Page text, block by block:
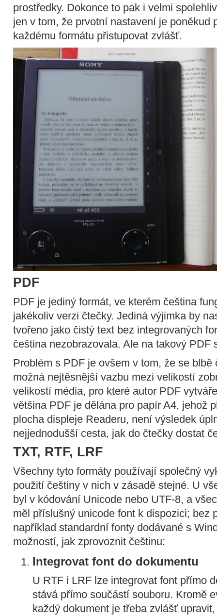
prostředky. Dokonce to pak i velmi
jen v tom, že prvotní nastavení je poněkud
každému formátu přistupovat zvlášť.
PDF
PDF je jediný formát, ve kterém čeština
jakékoliv verzi čtečky. Jediná výjimka by
tvořeno jako čistý text bez integrovaných
čeština nezobrazovala. Ale na takový PDF
Problém s PDF je ovšem v tom, že se blbě
možná nejtěsnější vazbu mezi velikostí
velikostí média, pro které autor PDF
většina PDF je dělána pro papír A4, jehož
plocha displeje Readeru, není výsledek
nejjednodušší cesta, jak do čtečky dostat
TXT, RTF, LRF
Všechny tyto formáty používají společný
použití češtiny v nich v zásadě stejné. U
byl v kódování Unicode nebo UTF-8, a
měl příslušný unicode font k dispozici; bez
například standardní fonty dodávané s
možností, jak zprovoznit češtinu:
Integrovat font do dokumentu
U RTF i LRF lze integrovat font přímo
stává přímo součástí souboru. Kromě
každý dokument je třeba zvlášť